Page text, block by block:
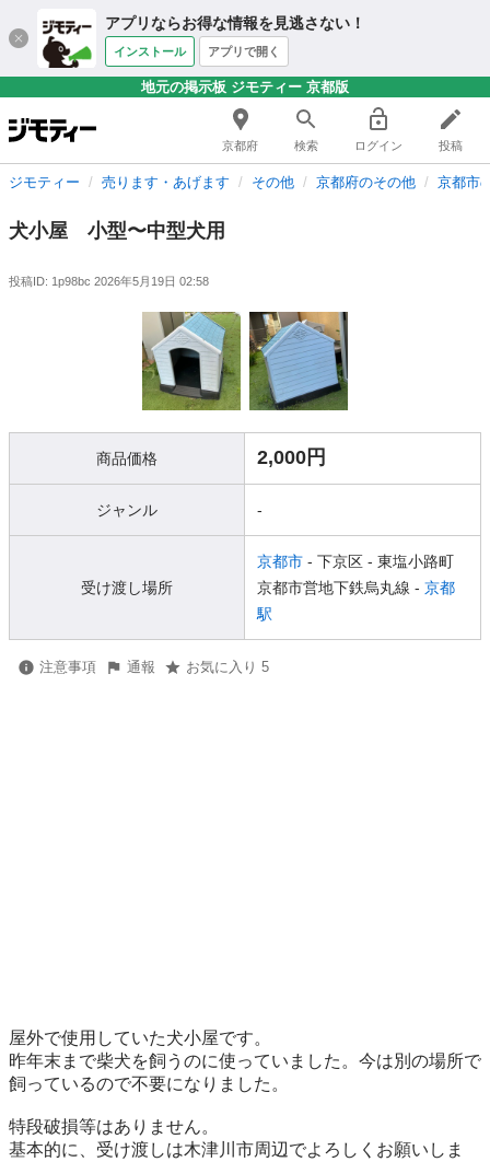
アプリならお得な情報を見逃さない！
インストール アプリで開く
地元の掲示板 ジモティー 京都版
京都府 検索 ログイン 投稿
ジモティー 売ります・あげます その他 京都府のその他 京都市
犬小屋 小型〜中型犬用
投稿ID: 1p98bc 2026年5月19日 02:58
商品価格 2,000円
ジャンル -
受け渡し場所
京都市 - 下京区 - 東塩小路町
京都市営地下鉄烏丸線 - 京都
駅
注意事項 通報 お気に入り 5
屋外で使用していた犬小屋です。
昨年末まで柴犬を飼うのに使っていました。今は別の場所で
飼っているので不要になりました。
特段破損等はありません。
基本的に、受け渡しは木津川市周辺でよろしくお願いしま